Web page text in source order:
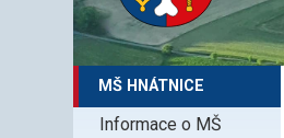
MŠ HNÁTNICE
Informace o MŠ